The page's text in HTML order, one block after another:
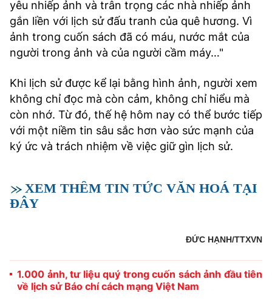
yêu nhiếp ảnh và trân trọng các nhà nhiếp ảnh
gắn liền với lịch sử đấu tranh của quê hương. Vì
ảnh trong cuốn sách đã có máu, nước mắt của
người trong ảnh và của người cầm máy…"
Khi lịch sử được kể lại bằng hình ảnh, người xem
không chỉ đọc mà còn cảm, không chỉ hiểu mà
còn nhớ. Từ đó, thế hệ hôm nay có thể bước tiếp
với một niềm tin sâu sắc hơn vào sức mạnh của
ký ức và trách nhiệm về việc giữ gìn lịch sử.
XEM THÊM TIN TỨC VĂN HOÁ TẠI
ĐÂY
ĐỨC HẠNH/TTXVN
1.000 ảnh, tư liệu quý trong cuốn sách ảnh đầu tiên
về lịch sử Báo chí cách mạng Việt Nam